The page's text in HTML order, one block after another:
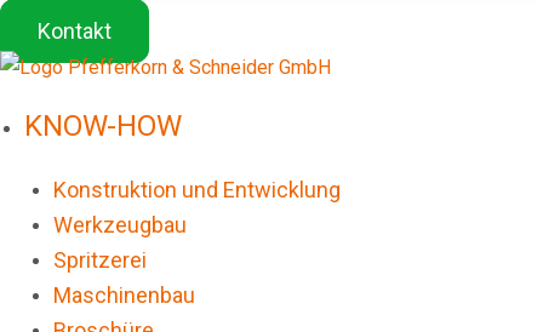
Kontakt
KNOW-HOW
Konstruktion und Entwicklung
Werkzeugbau
Spritzerei
Maschinenbau